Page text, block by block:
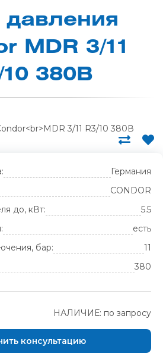
давле­ния
MDR 3/11
10 380В
Германия
CONDOR
до, кВт:
5.5
есть
бар:
11
380
НАЛИЧИЕ: по запросу
консультацию